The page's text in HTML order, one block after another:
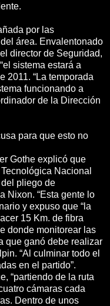
por las
área. Envalentonado
director de Seguridad,
sistema estará a
2011. “La temporada
funcionando a
de la Dirección
para que esto no
Gothe explicó que
Nacional
pliego de
Nixon. “Esta gente lo
y expuso que “la
15 Km. de fibra
donde monitorear las
que ganó debe realizar
“Al culminar todo el
en el partido”.
“partiendo de la ruta
cámaras cada
Dentro de unos